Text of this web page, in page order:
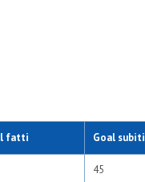
fatti Goal subiti
45